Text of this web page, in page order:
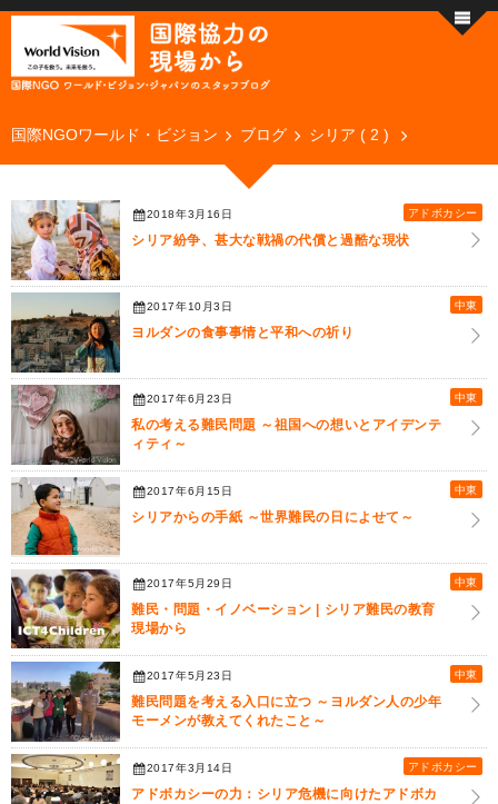
国際NGOワールド・ビジョン ブログ シリア ( 2 )
2018年3月16日 アドボカシー
シリア紛争、甚大な戦禍の代償と過酷な現状
2017年10月3日 中東
ヨルダンの食事事情と平和への祈り
2017年6月23日 中東
私の考える難民問題 ～祖国への想いとアイデンテ
ィティ～
2017年6月15日 中東
シリアからの手紙 ～世界難民の日によせて～
2017年5月29日 中東
難民・問題・イノベーション | シリア難民の教育
現場から
2017年5月23日 中東
難民問題を考える入口に立つ ～ヨルダン人の少年
モーメンが教えてくれたこと～
2017年3月14日 アドボカシー
アドボカシーの力：シリア危機に向けたアドボカ